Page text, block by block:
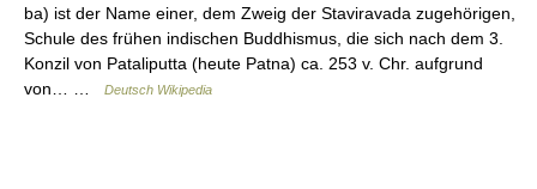
ba) ist der Name einer, dem Zweig der Staviravada zugehörigen,
Schule des frühen indischen Buddhismus, die sich nach dem 3.
Konzil von Pataliputta (heute Patna) ca. 253 v. Chr. aufgrund
von… …
Deutsch Wikipedia